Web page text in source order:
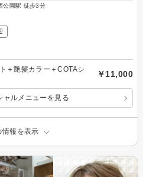
公園駅 徒歩3分
＋艶髪カラー＋COTAシ
￥11,000
ャルメニューを見る
情報を表示